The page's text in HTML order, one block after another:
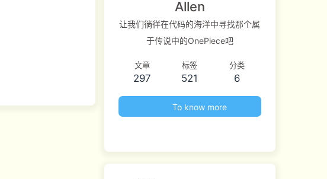
Allen
让我们徜徉在代码的海洋中寻找那个属
于传说中的OnePiece吧
文章
297
标签
521
分类
6
To know more